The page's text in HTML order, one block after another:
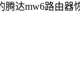
达mw6路由